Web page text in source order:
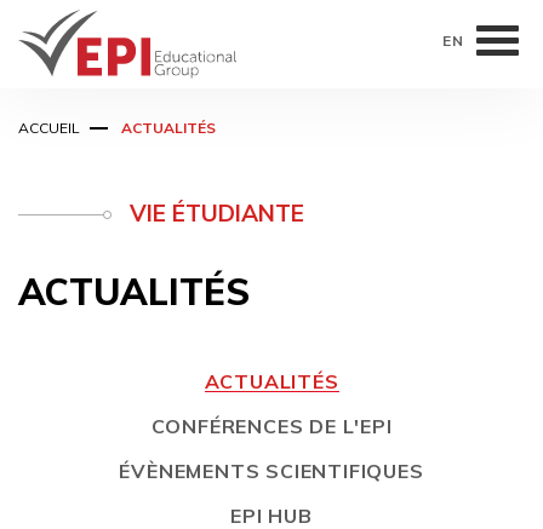
au
EN
VIE ÉTUDIANTE
ACCUEIL ACTUALITÉS
ACTUALITÉS
ACTUALITÉS
CONFÉRENCES DE L'EPI
ÉVÈNEMENTS SCIENTIFIQUES
EPI HUB